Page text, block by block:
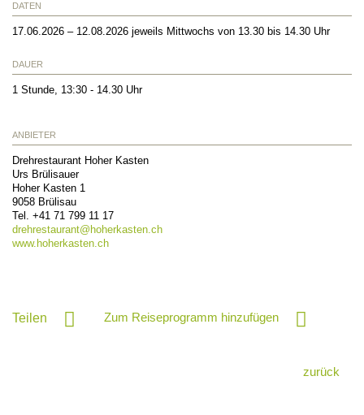
DATEN
17.06.2026 – 12.08.2026 jeweils Mittwochs von 13.30 bis 14.30 Uhr
DAUER
1 Stunde, 13:30 - 14.30 Uhr
ANBIETER
Drehrestaurant Hoher Kasten
Urs Brülisauer
Hoher Kasten 1
9058 Brülisau
Tel. +41 71 799 11 17
drehrestaurant@ hoherkasten.ch
www.hoherkasten.ch
Teilen Zum Reiseprogramm hinzufügen
zurück